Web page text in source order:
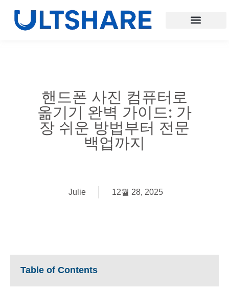
핸드폰 사진 컴퓨터로
옮기기 완벽 가이드: 가
장 쉬운 방법부터 전문
백업까지
Julie 12월 28, 2025
Table of Contents